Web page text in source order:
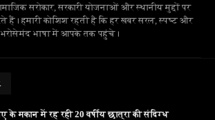
सरोकार, सरकारी योजनाओं और स्थानीय मुद्दों पर
हैं। हमारी कोशिश रहती है कि हर खबर सरल, स्पष्ट और
भरोसेमंद भाषा में आपके तक पहुंचे।
के मकान में रह रही 20 वर्षीय छात्रा की संदिग्ध